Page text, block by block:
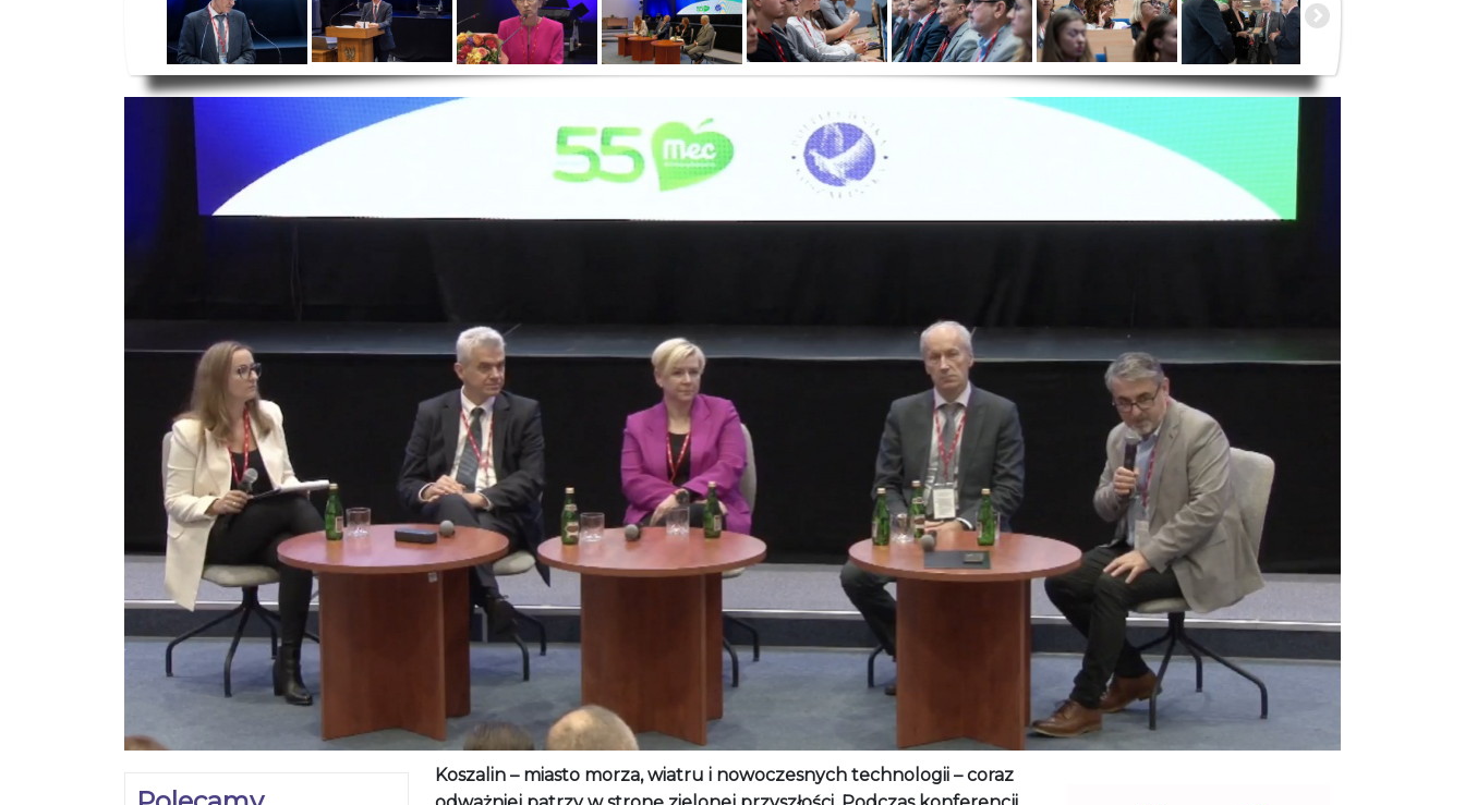
Polecamy
Zaplanuj już dziś europejski
weekend! Przed nami Dni
Otwarte Funduszy
każdego
Koszalin – miasto morza, wiatru i nowoczesnych technologii – coraz
odważniej patrzy w stronę zielonej przyszłości. Podczas konferencji
zorganizowanej z okazji 55-lecia Miejskiej Energetyki Cieplnej w
Koszalinie „Czysta energia – bezpieczna przyszłość” w auli kampusu
Politechniki Koszalińskiej rozmawiano nie tylko o transformacji
energetycznej, ale także o wizji Koszalina jako miasta energetycznie
samowystarczalnego, wykorzystującego lokalne zasoby naturalne i
potencjał spółek komunalnych.